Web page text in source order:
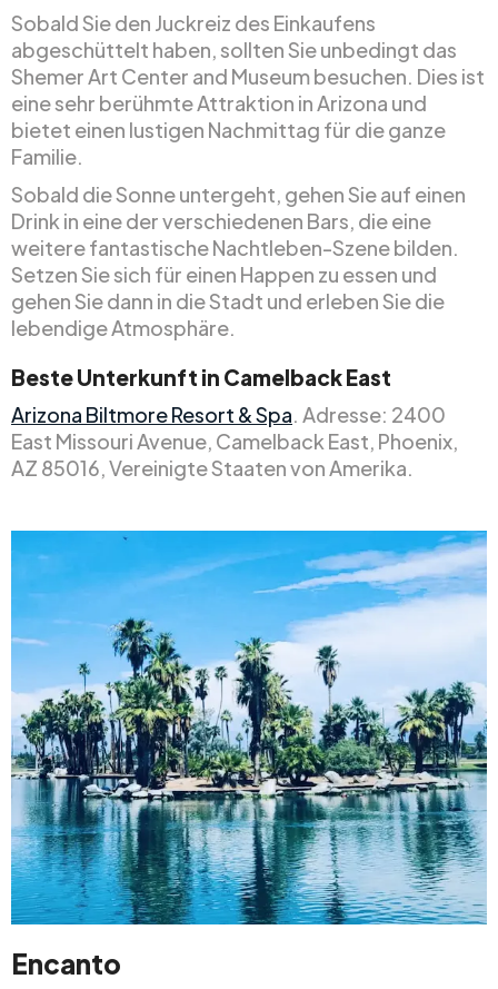
Sobald Sie den Juckreiz des Einkaufens
abgeschüttelt haben, sollten Sie unbedingt das
Shemer Art Center and Museum besuchen. Dies ist
eine sehr berühmte Attraktion in Arizona und
bietet einen lustigen Nachmittag für die ganze
Familie.
Sobald die Sonne untergeht, gehen Sie auf einen
Drink in eine der verschiedenen Bars, die eine
weitere fantastische Nachtleben-Szene bilden.
Setzen Sie sich für einen Happen zu essen und
gehen Sie dann in die Stadt und erleben Sie die
lebendige Atmosphäre.
Beste Unterkunft in Camelback East
Arizona Biltmore Resort & Spa. Adresse: 2400
East Missouri Avenue, Camelback East, Phoenix,
AZ 85016, Vereinigte Staaten von Amerika.
Encanto